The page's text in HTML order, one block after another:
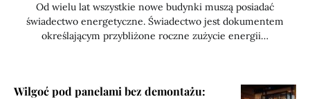
Od wielu lat wszystkie nowe budynki muszą posiadać
świadectwo energetyczne. Świadectwo jest dokumentem
określającym przybliżone roczne zużycie energii…
Wilgoć pod panelami bez demontażu: